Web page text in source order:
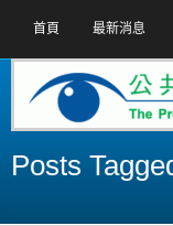
首頁 最新消息
Posts